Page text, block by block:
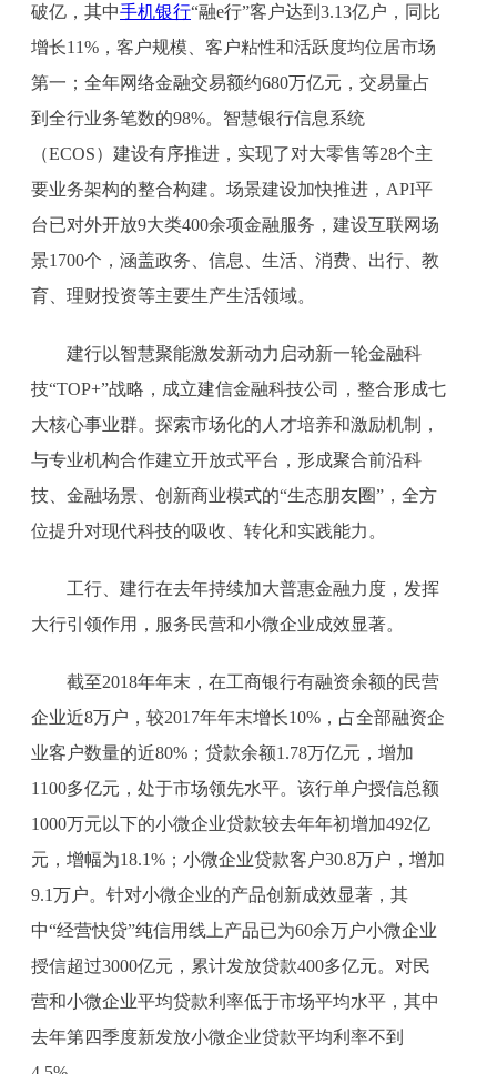
破亿，其中手机银行“融e行”客户达到3.13亿户，同比
增长11%，客户规模、客户粘性和活跃度均位居市场
第一；全年网络金融交易额约680万亿元，交易量占
到全行业务笔数的98%。智慧银行信息系统
（ECOS）建设有序推进，实现了对大零售等28个主
要业务架构的整合构建。场景建设加快推进，API平
台已对外开放9大类400余项金融服务，建设互联网场
景1700个，涵盖政务、信息、生活、消费、出行、教
育、理财投资等主要生产生活领域。
建行以智慧聚能激发新动力启动新一轮金融科
技“TOP+”战略，成立建信金融科技公司，整合形成七
大核心事业群。探索市场化的人才培养和激励机制，
与专业机构合作建立开放式平台，形成聚合前沿科
技、金融场景、创新商业模式的“生态朋友圈”，全方
位提升对现代科技的吸收、转化和实践能力。
工行、建行在去年持续加大普惠金融力度，发挥
大行引领作用，服务民营和小微企业成效显著。
截至2018年年末，在工商银行有融资余额的民营
企业近8万户，较2017年年末增长10%，占全部融资企
业客户数量的近80%；贷款余额1.78万亿元，增加
1100多亿元，处于市场领先水平。该行单户授信总额
1000万元以下的小微企业贷款较去年年初增加492亿
元，增幅为18.1%；小微企业贷款客户30.8万户，增加
9.1万户。针对小微企业的产品创新成效显著，其
中“经营快贷”纯信用线上产品已为60余万户小微企业
授信超过3000亿元，累计发放贷款400多亿元。对民
营和小微企业平均贷款利率低于市场平均水平，其中
去年第四季度新发放小微企业贷款平均利率不到